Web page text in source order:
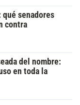
qué senadores
contra
del nombre:
en toda la